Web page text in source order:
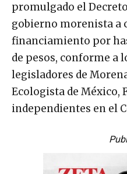
promulgado el
gobierno morenista a
financiamiento por
de pesos, conforme a
legisladores de
Ecologista de México,
independientes en el